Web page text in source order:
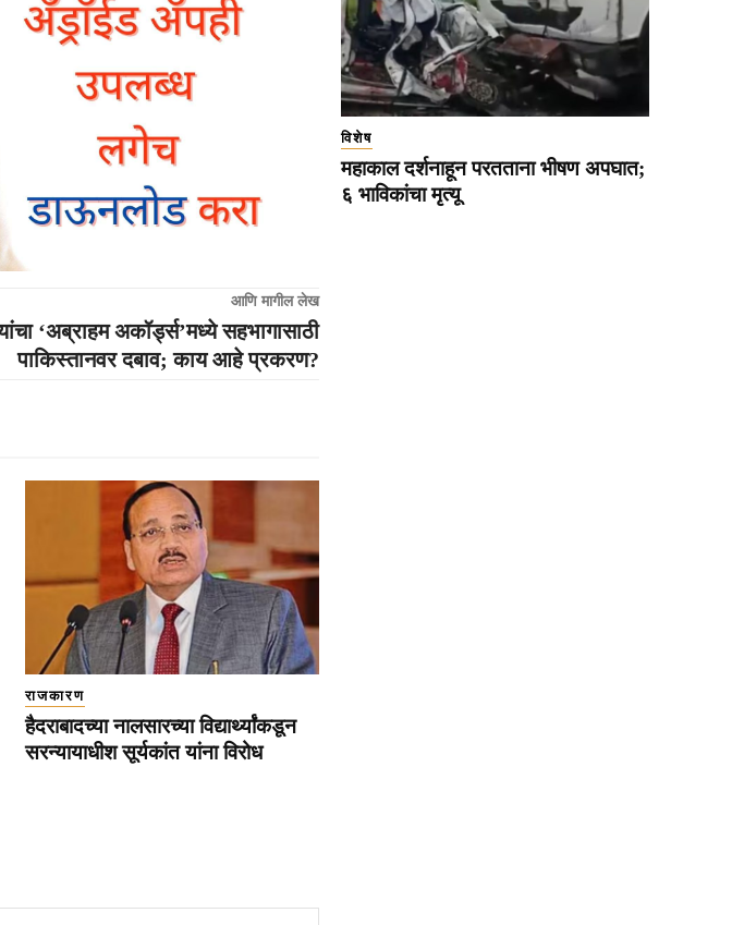
आणि मागील लेख
‘अब्राहम अकॉर्ड्स’मध्ये सहभागासाठी
पाकिस्तानवर दबाव; काय आहे प्रकरण?
राजकारण
हैदराबादच्या नालसारच्या विद्यार्थ्यांकडून
सरन्यायाधीश सूर्यकांत यांना विरोध
विशेष
महाकाल दर्शनाहून परतताना भीषण अपघात;
६ भाविकांचा मृत्यू